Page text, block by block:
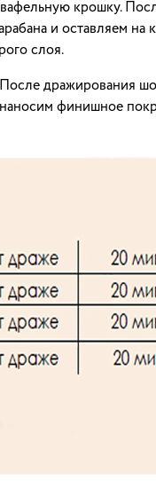
крошку.
и оставляем на
слоя.
дражирования
наносим финишное